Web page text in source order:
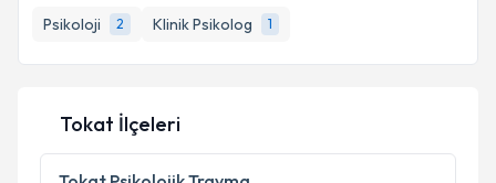
Psikoloji
2 Klinik Psikolog 1
E-posta Adresiniz
Kişisel verilerimin işlenmesine ilişkinAydınlatma
Metni
'ni okudum ve kişisel verilerimin belirtilen
Tokat İlçeleri